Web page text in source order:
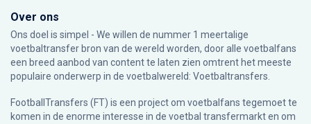
Over ons
Ons doel is simpel - We willen de nummer 1 meertalige
voetbaltransfer bron van de wereld worden, door alle voetbalfans
een breed aanbod van content te laten zien omtrent het meeste
populaire onderwerp in de voetbalwereld: Voetbaltransfers.
FootballTransfers (FT) is een project om voetbalfans tegemoet te
komen in de enorme interesse in de voetbal transfermarkt en om